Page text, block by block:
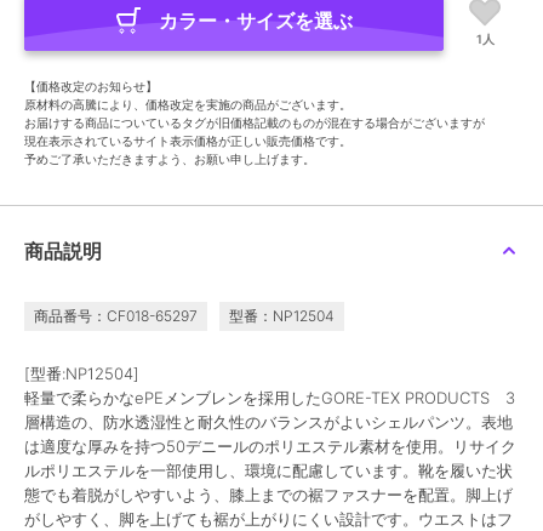
カラー・サイズを選ぶ
1人
【価格改定のお知らせ】
原材料の高騰により、価格改定を実施の商品がございます。
お届けする商品についているタグが旧価格記載のものが混在する場合がございますが
現在表示されているサイト表示価格が正しい販売価格です。
予めご了承いただきますよう、お願い申し上げます。
商品説明
商品番号：CF018-65297 型番：NP12504
[型番:NP12504]
軽量で柔らかなePEメンブレンを採用したGORE-TEX PRODUCTS 3
層構造の、防水透湿性と耐久性のバランスがよいシェルパンツ。表地
は適度な厚みを持つ50デニールのポリエステル素材を使用。リサイク
ルポリエステルを一部使用し、環境に配慮しています。靴を履いた状
態でも着脱がしやすいよう、膝上までの裾ファスナーを配置。脚上げ
がしやすく、脚を上げても裾が上がりにくい設計です。ウエストはフ